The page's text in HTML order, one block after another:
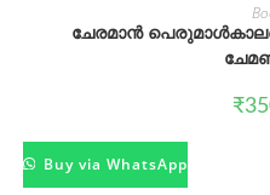
ചേരമാൻ
₹
Buy via WhatsApp